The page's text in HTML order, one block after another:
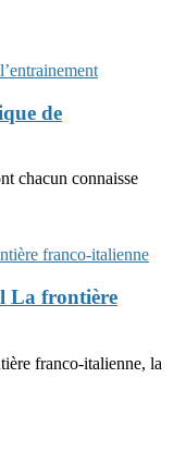
de
chacun connaisse
La frontière
franco-italienne, la